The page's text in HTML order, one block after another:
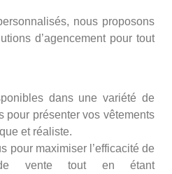
nous proposons
d’agencement pour tout
dans une variété de
pour présenter vos vêtements
et réaliste.
pour maximiser l’efficacité de
vente tout en étant